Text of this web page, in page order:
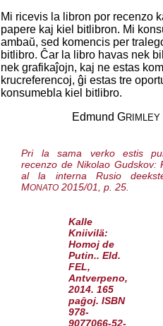
Mi ricevis la libron por recenzo
papere kaj kiel bitlibron. Mi
ambaŭ, sed komencis per
bitlibro. Ĉar la libro havas nek
nek grafikaĵojn, kaj ne estas
krucreferencoj, ĝi estas tre
konsumebla kiel bitlibro.
Edmund GRIMLEY
Pri la sama verko estis
recenzo de Nikolao Gudskov:
al la interna Rusio
MONATO 2015/01, p. 25.
Kalle
Kniivilä:
Homoj de
Putin.. Eld.
FEL,
Antverpeno,
2014. 165
paĝoj. ISBN
978-
9077066-52-